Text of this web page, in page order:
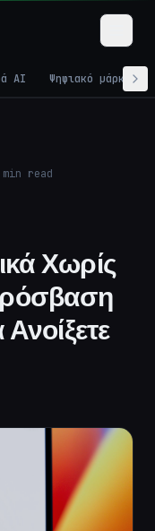
AI Ψηφιακό
min read
Χωρίς